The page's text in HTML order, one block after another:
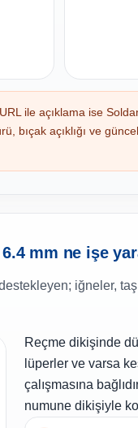
ile açıklama ise
bıçak açıklığı ve
mm ne işe
iğneler,
Reçme dikişinde
lüperler ve varsa
çalışmasına
numune dikişiyle